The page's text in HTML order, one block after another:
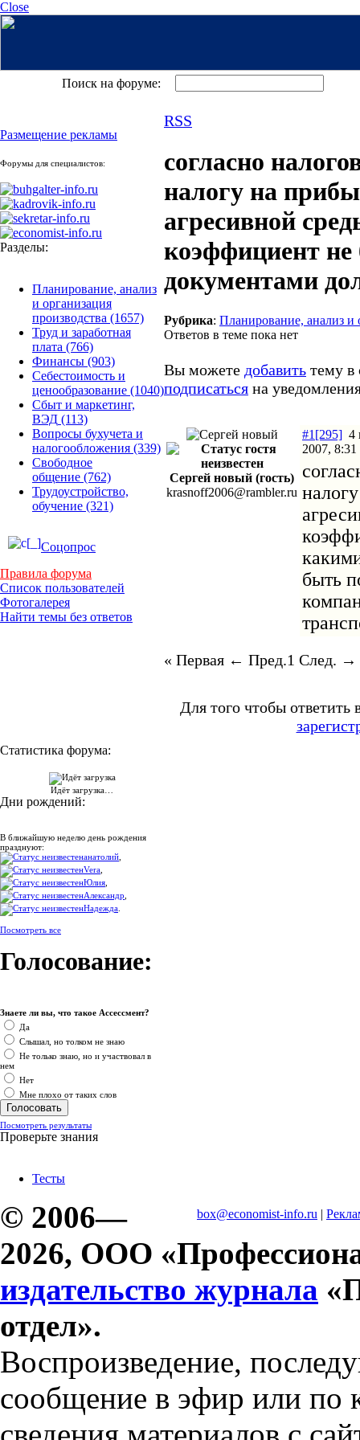
Close
Поиск на форуме:
Размещение рекламы
Форумы для специалистов:
Разделы:
Планирование, анализ
и организация
производства (1657)
Труд и заработная
плата (766)
Финансы (903)
Себестоимость и
ценообразование (1040)
Сбыт и маркетинг,
ВЭД (113)
Вопросы бухучета и
налогообложения (339)
Свободное
общение (762)
Трудоустройство,
обучение (321)
Соцопрос
Правила форума
Список пользователей
Фотогалерея
Найти темы без ответов
Статистика форума:
Идёт загрузка…
Дни рождений:
В ближайшую неделю день рождения
празднуют:
анатолий
Vera
Юлия
Александр
Надежда
Посмотреть все
Голосование:
Знаете ли вы, что такое Ассессмент?
Да
Слышал, но толком не знаю
Не только знаю, но и участвовал в
нем
Нет
Мне плохо от таких слов
Посмотреть результаты
Проверьте знания
Тесты
RSS
согласно
налогу на
агресивной
коэффициент не
документами
Рубрика: Планирование, анализ и
Ответов в теме пока нет
Вы можете добавить тему в
подписаться на
Сергей новый (гость)
krasnoff2006@rambler.ru
#1[295] 4
2007, 8:31
быть
« Первая ← Пред.1 След. →
Для того чтобы
box@economist-info.ru |
© 2006—
2026, ООО
издательство журнала
отдел».
Воспроизведение,
сообщение в эфир или по